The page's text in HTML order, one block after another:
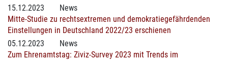
15.12.2023
News
Mitte-Studie zu rechtsextremen und demokratiegefährdenden
Einstellungen in Deutschland 2022/23 erschienen
05.12.2023
News
Zum Ehrenamtstag: Ziviz-Survey 2023 mit Trends im